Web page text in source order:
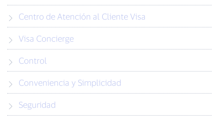
Centro de Atención al Cliente Visa
Visa Concierge
Control
Conveniencia y Simplicidad
Seguridad